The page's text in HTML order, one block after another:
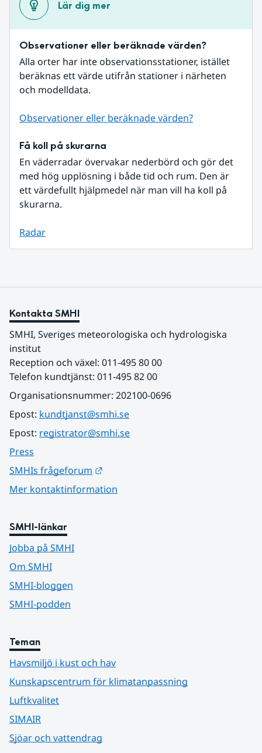
Lär dig mer
Observationer eller beräknade värden?
Alla orter har inte observationsstationer, istället
beräknas ett värde utifrån stationer i närheten
och modelldata.
Observationer eller beräknade värden?
Få koll på skurarna
En väderradar övervakar nederbörd och gör det
med hög upplösning i både tid och rum. Den är
ett värdefullt hjälpmedel när man vill ha koll på
skurarna.
Radar
Kontakta SMHI
SMHI, Sveriges meteorologiska och hydrologiska
institut
Reception och växel: 011-495 80 00
Telefon kundtjänst: 011-495 82 00
Organisationsnummer: 202100-0696
Epost: kundtjanst@smhi.se
Epost: registrator@smhi.se
Press
SMHIs frågeforum
Mer kontaktinformation
SMHI-länkar
Jobba på SMHI
Om SMHI
SMHI-bloggen
SMHI-podden
Teman
Havsmiljö i kust och hav
Kunskapscentrum för klimatanpassning
Luftkvalitet
SIMAIR
Sjöar och vattendrag